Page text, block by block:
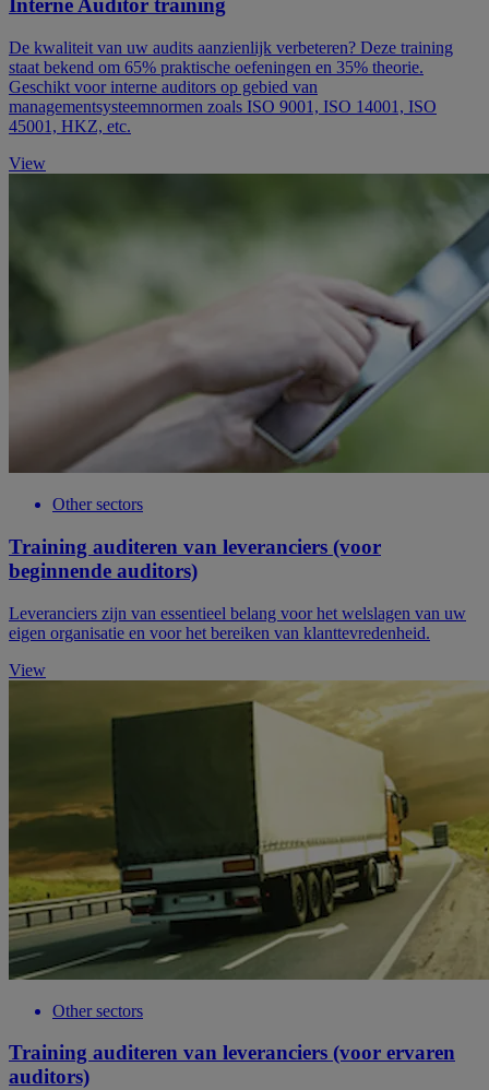
Interne Auditor training
De kwaliteit van uw audits aanzienlijk verbeteren? Deze training
staat bekend om 65% praktische oefeningen en 35% theorie.
Geschikt voor interne auditors op gebied van
managementsysteemnormen zoals ISO 9001, ISO 14001, ISO
45001, HKZ, etc.
View
Other sectors
Training auditeren van leveranciers (voor
beginnende auditors)
Leveranciers zijn van essentieel belang voor het welslagen van uw
eigen organisatie en voor het bereiken van klanttevredenheid.
View
Other sectors
Training auditeren van leveranciers (voor ervaren
auditors)